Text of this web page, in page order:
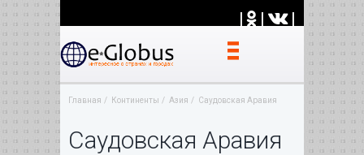
| | |
Главная Континенты Азия Саудовская Аравия
Саудовская Аравия